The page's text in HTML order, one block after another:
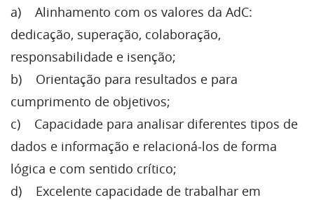
a) Alinhamento com os valores da AdC:
dedicação, superação, colaboração,
responsabilidade e isenção;
b) Orientação para resultados e para
cumprimento de objetivos;
c) Capacidade para analisar diferentes tipos de
dados e informação e relacioná-los de forma
lógica e com sentido crítico;
d) Excelente capacidade de trabalhar em